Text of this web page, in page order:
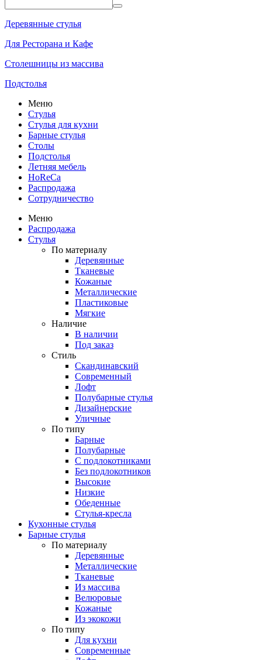
Деревянные стулья
Для Ресторана и Кафе
Столешницы из массива
Подстолья
Меню
Стулья
Стулья для кухни
Барные стулья
Столы
Подстолья
Летняя мебель
HoReCa
Распродажа
Сотрудничество
Меню
Распродажа
Стулья
По материалу
Деревянные
Тканевые
Кожаные
Металлические
Пластиковые
Мягкие
Наличие
В наличии
Под заказ
Стиль
Скандинавский
Современный
Лофт
Полубарные стулья
Дизайнерские
Уличные
По типу
Барные
Полубарные
С подлокотниками
Без подлокотников
Высокие
Низкие
Обеденные
Стулья-кресла
Кухонные стулья
Барные стулья
По материалу
Деревянные
Металлические
Тканевые
Из массива
Велюровые
Кожаные
Из экокожи
По типу
Для кухни
Современные